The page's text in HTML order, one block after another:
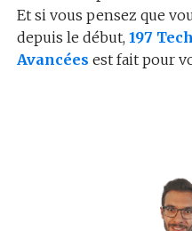
Et si vous pensez que
depuis le début, 197
Avancées est fait pour